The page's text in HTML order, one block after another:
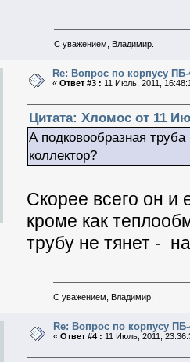
С уважением, Владимир.
Re: Вопрос по корпусу ПБ-
« Ответ #3 : 11 Июль, 2011,
Цитата: Хломос от 11
А подковообразная
коллектор?
Скорее всего он и
кроме как
трубу не тянет -
С уважением, Владимир.
Re: Вопрос по корпусу
« Ответ #4 : 11 Июль, 2011,